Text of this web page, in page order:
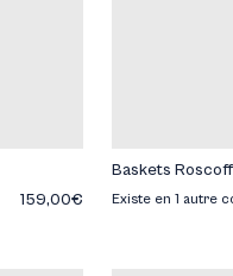
159,00€
Baskets Roscoff
Existe en 1 autre